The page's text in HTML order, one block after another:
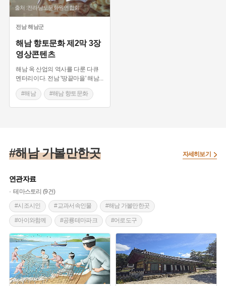
#대한민국임시정부 #강서구
#부산
#경기도설화 #남자현 #한의학
#황해도 #산성
출처 :전라남도문화원연합회
전남해남군
해남 향토문화 제2막 3장
영상콘텐츠
해남 옥 산업의 역사를 다룬 다큐
멘터리이다. 전남 '땅끝마을' 해남...
#해남 #해남 향토문화
#해남 가볼만한곳
연관자료
테마스토리 (9건)
#시조시인
#교과서속인물 #해남 가볼만한곳
#아이와함께 #공룡테마파크 #어로도구
#전라남도 근대문화유산 #오래가게 #사찰여행
#이야기가 있는 전통사찰 #관광명소 #자연여행지
#경관이 아름다운곳 #사진명소 #겨울축제
#겨울여행 #전라남도 축제 #특산물 #전통주
자세히보기